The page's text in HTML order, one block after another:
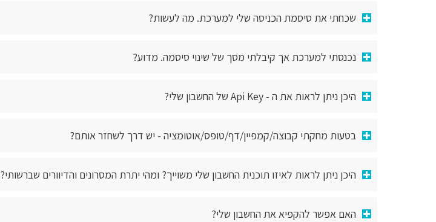
שכחתי את סיסמת הכניסה שלי למערכת. מה לעשות?
נכנסתי למערכת אך קיבלתי מסך של שינוי סיסמה. מדוע?
היכן ניתן לראות את ה - Api Key של החשבון שלי?
בטעות מחקתי קבוצה/קמפיין/דף/טופס/אוטומציה - יש דרך לשחזר אותם?
היכן ניתן לראות לאיזו תוכנית החשבון שלי משוייך? ומהי יתרת המסרונים והדיוורים שברשותי?
האם אפשר להקפיא את החשבון שלי?